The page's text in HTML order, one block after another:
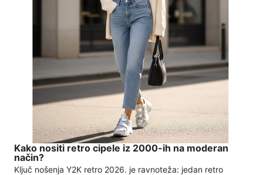
Kako nositi retro cipele iz 2000-ih na moderan
način?
Ključ nošenja Y2K retro 2026. je ravnoteža: jedan retro